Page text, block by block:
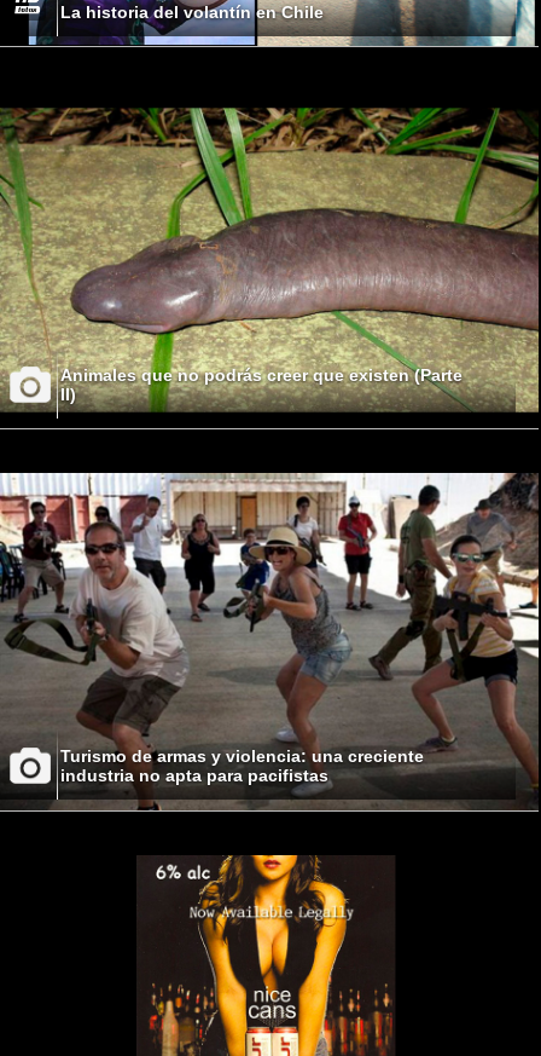
La historia del volantín en Chile
Animales que no podrás creer que existen (Parte
II)
Turismo de armas y violencia: una creciente
industria no apta para pacifistas